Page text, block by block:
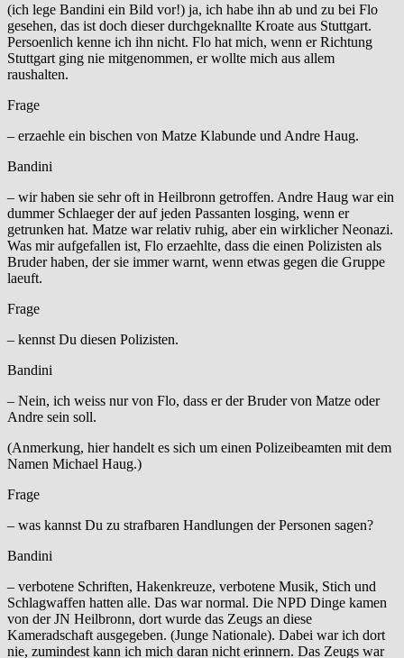
(ich lege Bandini ein Bild vor!) ja, ich habe ihn ab und zu bei Flo
gesehen, das ist doch dieser durchgeknallte Kroate aus Stuttgart.
Persoenlich kenne ich ihn nicht. Flo hat mich, wenn er Richtung
Stuttgart ging nie mitgenommen, er wollte mich aus allem
raushalten.
Frage
– erzaehle ein bischen von Matze Klabunde und Andre Haug.
Bandini
– wir haben sie sehr oft in Heilbronn getroffen. Andre Haug war ein
dummer Schlaeger der auf jeden Passanten losging, wenn er
getrunken hat. Matze war relativ ruhig, aber ein wirklicher Neonazi.
Was mir aufgefallen ist, Flo erzaehlte, dass die einen Polizisten als
Bruder haben, der sie immer warnt, wenn etwas gegen die Gruppe
laeuft.
Frage
– kennst Du diesen Polizisten.
Bandini
– Nein, ich weiss nur von Flo, dass er der Bruder von Matze oder
Andre sein soll.
(Anmerkung, hier handelt es sich um einen Polizeibeamten mit dem
Namen Michael Haug.)
Frage
– was kannst Du zu strafbaren Handlungen der Personen sagen?
Bandini
– verbotene Schriften, Hakenkreuze, verbotene Musik, Stich und
Schlagwaffen hatten alle. Das war normal. Die NPD Dinge kamen
von der JN Heilbronn, dort wurde das Zeugs an diese
Kameradschaft ausgegeben. (Junge Nationale). Dabei war ich dort
nie, zumindest kann ich mich daran nicht erinnern. Das Zeugs war